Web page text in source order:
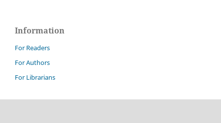
Information
For Readers
For Authors
For Librarians